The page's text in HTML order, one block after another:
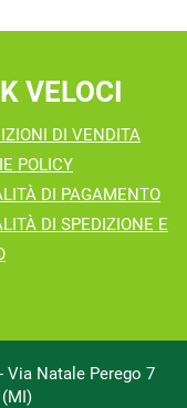
VELOCI
DI VENDITA
POLICY
DI PAGAMENTO
DI SPEDIZIONE E
- Via Natale Perego 7